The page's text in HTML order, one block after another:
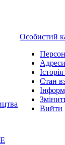
Особистий
Стан
Вийти